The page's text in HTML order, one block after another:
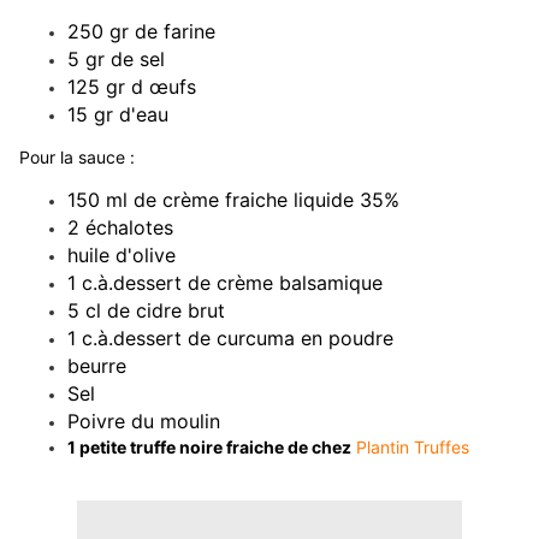
250 gr de farine
5 gr de sel
125 gr d œufs
15 gr d'eau
Pour la sauce :
150 ml de crème fraiche liquide 35%
2 échalotes
huile d'olive
1 c.à.dessert de crème balsamique
5 cl de cidre brut
1 c.à.dessert de curcuma en poudre
beurre
Sel
Poivre du moulin
1 petite truffe noire fraiche de chez Plantin Truffes